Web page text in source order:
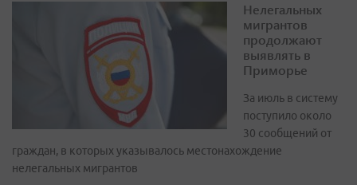
Нелегальных
мигрантов
продолжают
выявлять в
Приморье
За июль в систему
поступило около
30 сообщений от
граждан, в которых указывалось местонахождение
нелегальных мигрантов